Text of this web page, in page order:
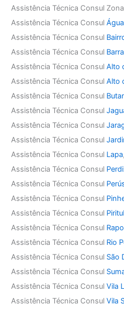
Assistência Técnica Consul
Assistência Técnica Consul
Assistência Técnica Consul
Assistência Técnica Consul
Assistência Técnica ConsulAlto
Assistência Técnica ConsulAlto
Assistência Técnica Consul
Assistência Técnica Consul
Assistência Técnica Consul
Assistência Técnica Consul
Assistência Técnica Consul Lapa,
Assistência Técnica Consul
Assistência Técnica Consul
Assistência Técnica Consul
Assistência Técnica Consul
Assistência Técnica Consul
Assistência Técnica Consul Rio
Assistência Técnica Consul São
Assistência Técnica Consul
Assistência Técnica ConsulVila
Assistência Técnica ConsulVila